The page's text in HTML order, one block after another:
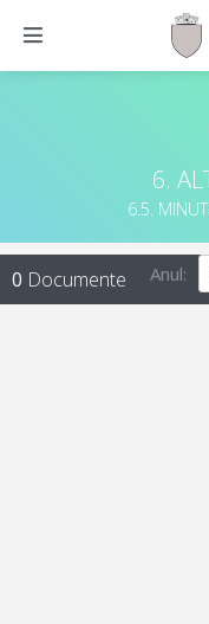
6.
6.5.
0 Documente Anul: